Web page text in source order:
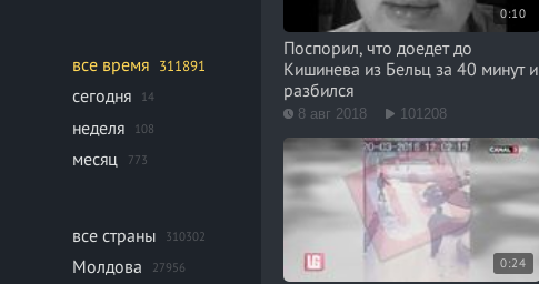
все время 311891
сегодня 14
неделя 108
месяц 773
все страны 310302
Молдова 27956
0:10
Поспорил, что доедет до
Кишинева из Бельц за 40 минут и
разбился
8 авг 2018 101208
0:24